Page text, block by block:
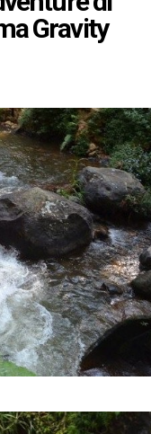
Gravity